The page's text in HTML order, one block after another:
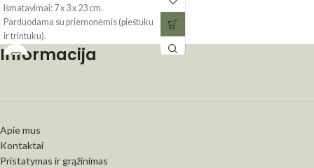
Išmatavimai: 7 x 3 x 23 cm.
Parduodama su priemonėmis (pieštuku
ir trintuku).
Informacija
Apie mus
Kontaktai
Pristatymas ir grąžinimas